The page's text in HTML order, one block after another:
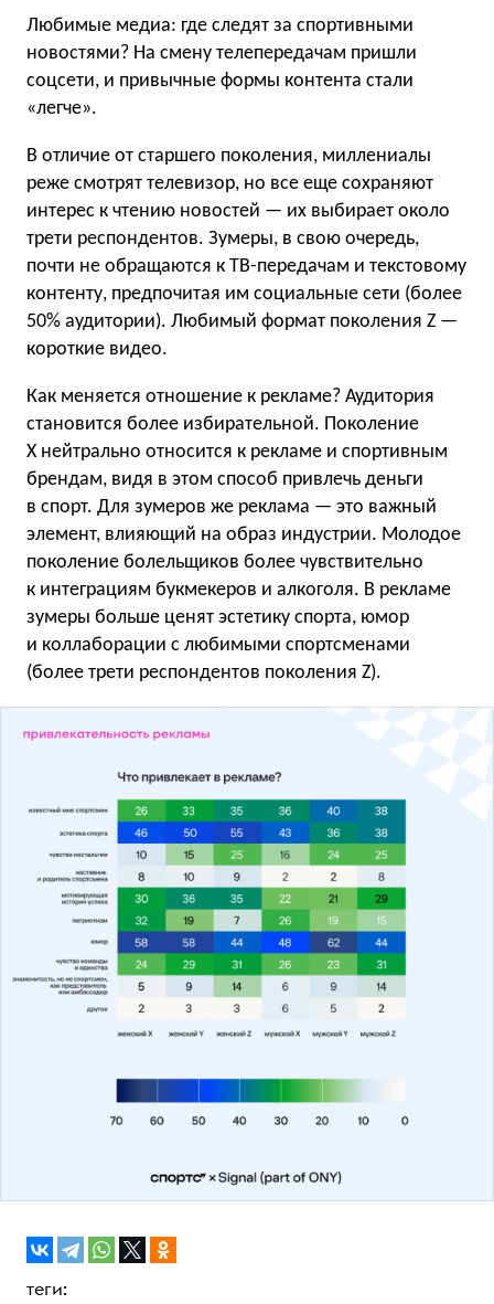
Любимые медиа: где следят за спортивными
новостями? На смену телепередачам пришли
соцсети, и привычные формы контента стали
«легче».
В отличие от старшего поколения, миллениалы
реже смотрят телевизор, но все еще сохраняют
интерес к чтению новостей — их выбирает около
трети респондентов. Зумеры, в свою очередь,
почти не обращаются к ТВ-передачам и текстовому
контенту, предпочитая им социальные сети (более
50% аудитории). Любимый формат поколения Z —
короткие видео.
Как меняется отношение к рекламе? Аудитория
становится более избирательной. Поколение
X нейтрально относится к рекламе и спортивным
брендам, видя в этом способ привлечь деньги
в спорт. Для зумеров же реклама — это важный
элемент, влияющий на образ индустрии. Молодое
поколение болельщиков более чувствительно
к интеграциям букмекеров и алкоголя. В рекламе
зумеры больше ценят эстетику спорта, юмор
и коллаборации с любимыми спортсменами
(более трети респондентов поколения Z).